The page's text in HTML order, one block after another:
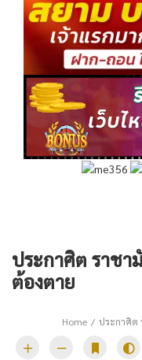
ประกาศิต ราช
ต้องตาย
Home ประกาศิต